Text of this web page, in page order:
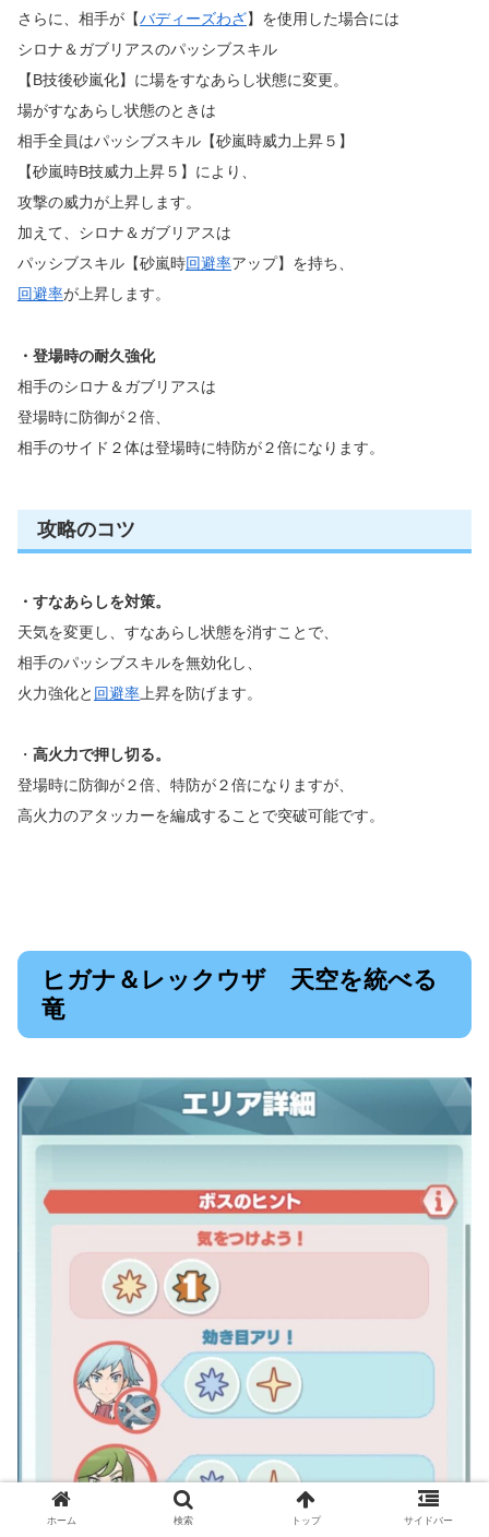
さらに、相手が【バディーズわざ】を使用した場合には
シロナ＆ガブリアスのパッシブスキル
【B技後砂嵐化】に場をすなあらし状態に変更。
場がすなあらし状態のときは
相手全員はパッシブスキル【砂嵐時威力上昇５】
【砂嵐時B技威力上昇５】により、
攻撃の威力が上昇します。
加えて、シロナ＆ガブリアスは
パッシブスキル【砂嵐時回避率アップ】を持ち、
回避率が上昇します。
・登場時の耐久強化
相手のシロナ＆ガブリアスは
登場時に防御が２倍、
相手のサイド２体は登場時に特防が２倍になります。
攻略のコツ
・すなあらしを対策。
天気を変更し、すなあらし状態を消すことで、
相手のパッシブスキルを無効化し、
火力強化と 回避率 上昇を防げます。
・ 高火力で押し切る。
登場時に防御が２倍、特防が２倍になりますが、
高火力のアタッカーを編成することで突破可能です。
ヒガナ＆レックウザ 天空を統べる
竜
ホーム 検索 トップ サイドバー